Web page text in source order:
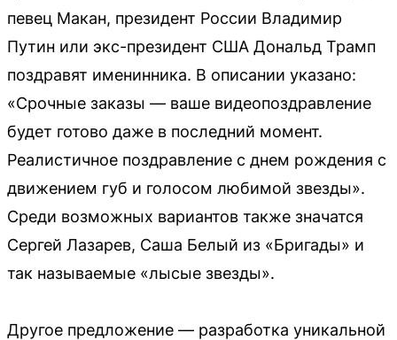
певец Макан, президент России Владимир
Путин или экс-президент США Дональд Трамп
поздравят именинника. В описании указано:
«Срочные заказы — ваше видеопоздравление
будет готово даже в последний момент.
Реалистичное поздравление с днем рождения с
движением губ и голосом любимой звезды».
Среди возможных вариантов также значатся
Сергей Лазарев, Саша Белый из «Бригады» и
так называемые «лысые звезды».
Другое предложение — разработка уникальной